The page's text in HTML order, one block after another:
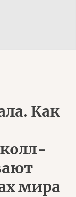
Как
мира